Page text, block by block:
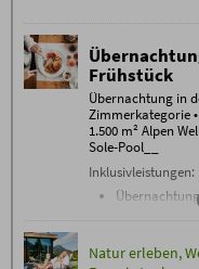
Frühstück
Übernachtung in
Zimmerkategorie
1.500 m² Alpen
Sole-Pool__
Inklusivleistungen:
verschiedenen
Natur erleben,